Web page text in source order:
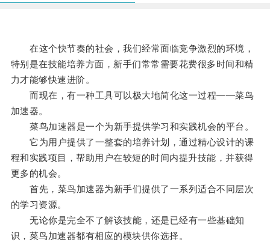
在这个快节奏的社会，我们经常面临竞争激烈的环境，
特别是在技能培养方面，新手们常常需要花费很多时间和精
力才能够快速进阶。
而现在，有一种工具可以极大地简化这一过程——菜鸟
加速器。
菜鸟加速器是一个为新手提供学习和实践机会的平台。
它为用户提供了一整套的培养计划，通过精心设计的课
程和实践项目，帮助用户在较短的时间内提升技能，并获得
更多的机会。
首先，菜鸟加速器为新手们提供了一系列适合不同层次
的学习资源。
无论你是完全不了解该技能，还是已经有一些基础知
识，菜鸟加速器都有相应的模块供你选择。